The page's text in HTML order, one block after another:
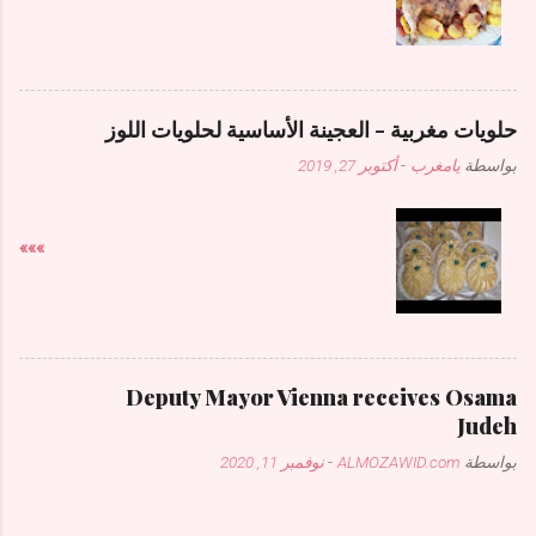
حلويات مغربية - العجينة الأساسية لحلويات اللوز
بواسطة يامغرب -أكتوبر 27, 2019
»»»
Deputy Mayor Vienna receives Osama
Judeh
بواسطة ALMOZAWID.com
-نوفمبر 11, 2020